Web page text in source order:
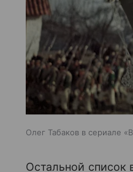
Олег Табаков в сериале
Остальной список